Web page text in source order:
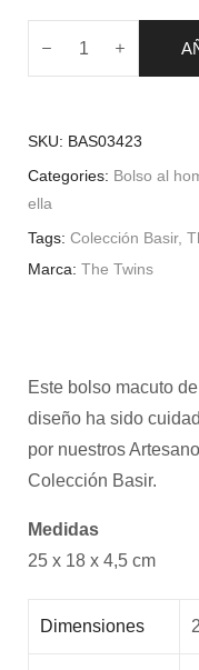
SKU: BAS03423
Categories: Bolso al
ella
Tags: Colección Basir,
Marca: The Twins
Este bolso macuto
diseño ha sido
por nuestros
Colección Basir.
Medidas
25 x 18 x 4,5 cm
Dimensiones